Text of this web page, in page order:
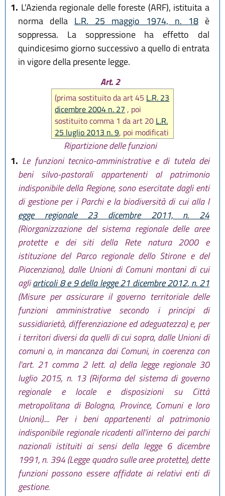
1. L'Azienda regionale delle foreste (ARF), istituita a
norma della L.R. 25 maggio 1974, n. 18 è
soppressa. La soppressione ha effetto dal
quindicesimo giorno successivo a quello di entrata
in vigore della presente legge.
Art. 2
(prima sostituito da art 45 L.R. 23
dicembre 2004 n. 27 , poi
sostituito comma 1 da art 20 L.R.
25 luglio 2013 n. 9, poi modificati
commi 1 e 4 e aggiunto comma 2
bis da
art. 20 L.R. 30 maggio
2016, n. 9, poi aggiunto comma
1 bis e modificato comma 6 da
art. 2 L.R. 27 dicembre 2017, n. 2,
poi aggiunto comma 2 ter e
modificato comma 6 daart. 5 L.R.
31 agosto 2020 n. 3, infine
modificato comma 1 daart. 3 L.R.
12 luglio 2023, n. 7
Ripartizione delle funzioni
1. Le funzioni tecnico-amministrative e di tutela dei
beni silvo-pastorali appartenenti al patrimonio
indisponibile della Regione, sono esercitate dagli enti
di gestione per i Parchi e la biodiversità di cui alla l
egge regionale 23 dicembre 2011, n. 24
(Riorganizzazione del sistema regionale delle aree
protette e dei siti della Rete natura 2000 e
istituzione del Parco regionale dello Stirone e del
Piacenziano), dalle Unioni di Comuni montani di cui
agliarticoli 8 e 9 della legge 21 dicembre 2012, n. 21
(Misure per assicurare il governo territoriale delle
funzioni amministrative secondo i principi di
sussidiarietà, differenziazione ed adeguatezza) e, per
i territori diversi da quelli di cui sopra, dalle Unioni di
comuni o, in mancanza dai Comuni, in coerenza con
l'art. 21 comma 2 lett. a) della legge regionale 30
luglio 2015, n. 13 (Riforma del sistema di governo
regionale e locale e disposizioni su Città
metropolitana di Bologna, Province, Comuni e loro
Unioni).... Per i beni appartenenti al patrimonio
indisponibile regionale ricadenti all'interno dei parchi
nazionali istituiti ai sensi della legge 6 dicembre
1991, n. 394 (Legge quadro sulle aree protette), dette
funzioni possono essere affidate ai relativi enti di
gestione.